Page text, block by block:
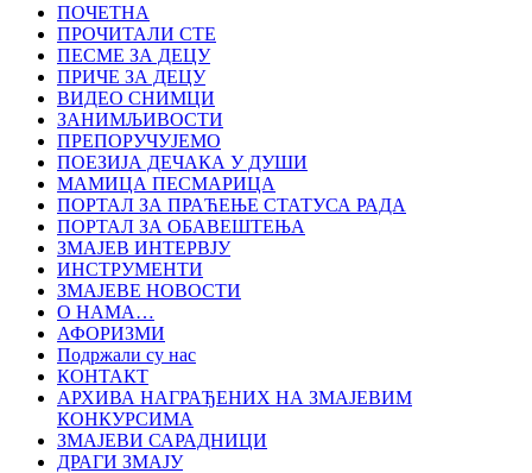
ПОЧЕТНА
ПРОЧИТАЛИ СТЕ
ПЕСМЕ ЗА ДЕЦУ
ПРИЧЕ ЗА ДЕЦУ
ВИДЕО СНИМЦИ
ЗАНИМЉИВОСТИ
ПРЕПОРУЧУЈЕМО
ПОЕЗИЈА ДЕЧАКА У ДУШИ
МАМИЦА ПЕСМАРИЦА
ПОРТАЛ ЗА ПРАЋЕЊЕ СТАТУСА РАДА
ПОРТАЛ ЗА ОБАВЕШТЕЊА
ЗМАЈЕВ ИНТЕРВЈУ
ИНСТРУМЕНТИ
ЗМАЈЕВЕ НОВОСТИ
О НАМА…
АФОРИЗМИ
Подржали су нас
КОНТАКТ
АРХИВА НАГРАЂЕНИХ НА ЗМАЈЕВИМ
КОНКУРСИМА
ЗМАЈЕВИ САРАДНИЦИ
ДРАГИ ЗМАЈУ